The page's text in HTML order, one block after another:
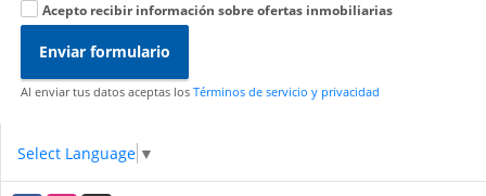
Acepto recibir información sobre ofertas inmobiliarias
Enviar formulario
Al enviar tus datos aceptas los Términos de servicio y privacidad
Select Language ▼